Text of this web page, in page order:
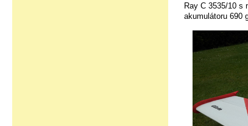
Ray C 3535/10 s
akumulátoru 690